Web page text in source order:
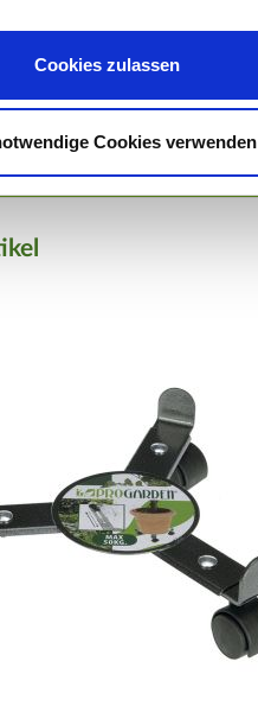
Cookies zulassen
Cookies verwenden
Zum Produkt